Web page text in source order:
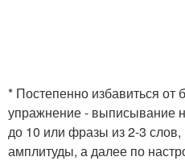
* Постепенно избавиться от
упражнение - выписывание
до 10 или фразы из 2-3
амплитуды, а далее по